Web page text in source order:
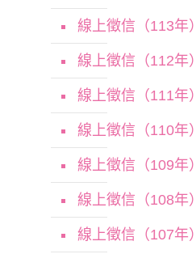
線上徵信（113年）
線上徵信（112年）
線上徵信（111年）
線上徵信（110年）
線上徵信（109年）
線上徵信（108年）
線上徵信（107年）